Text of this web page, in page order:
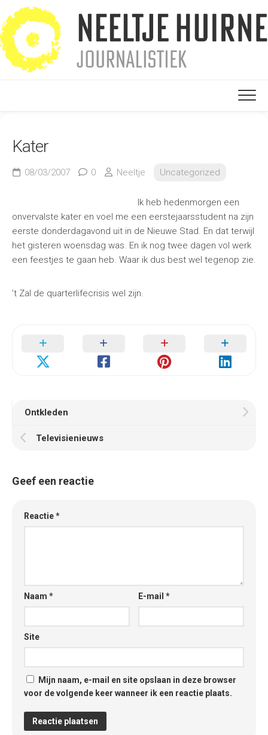
naar
de
inhoud
Kater
08/03/2007 0 Neeltje Uncategorized
Ik heb hedenmorgen een
onvervalste kater en voel me een eerstejaarsstudent na zijn
eerste donderdagavond uit in de Nieuwe Stad. En dat terwijl
het gisteren woensdag was. En ik nog twee dagen vol werk
een feestjes te gaan heb. Waar ik dus best wel tegenop zie.
’t Zal de quarterlifecrisis wel zijn.
Ontkleden
Televisienieuws
Geef een reactie
Reactie*
Naam * E-mail*
Site
Mijn naam, e-mail en site opslaan in deze browser
voor de volgende keer wanneer ik een reactie plaats.